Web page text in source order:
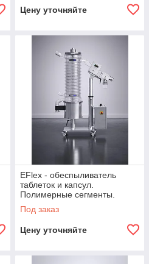
Цену уточняйте
EFlex - обеспыливатель
таблеток и капсул.
Полимерные сегменты.
Под заказ
Цену уточняйте